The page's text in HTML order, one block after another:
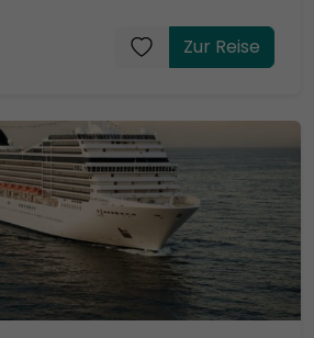
Zur Reise